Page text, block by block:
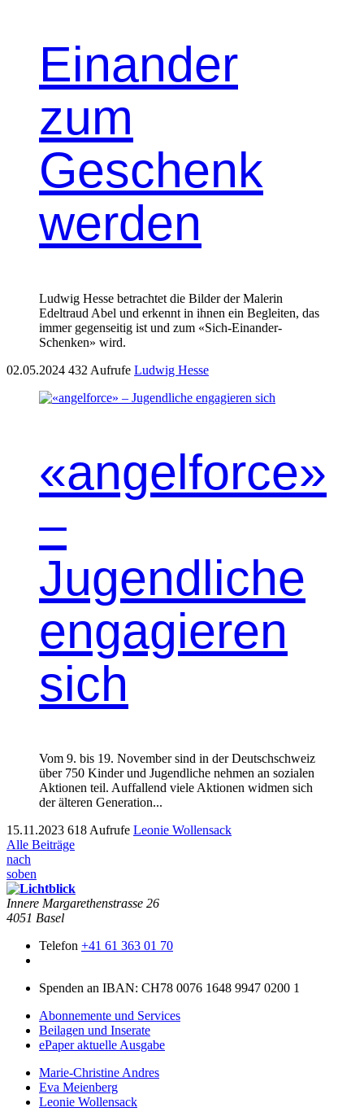
Einander
zum
Geschenk
werden
Ludwig Hesse betrachtet die Bilder der Malerin
Edeltraud Abel und erkennt in ihnen ein Begleiten, das
immer gegenseitig ist und zum «Sich-Einander-
Schenken» wird.
02.05.2024 432 Aufrufe Ludwig Hesse
«angelforce»
–
Jugendliche
engagieren
sich
Vom 9. bis 19. November sind in der Deutschschweiz
über 750 Kinder und Jugendliche nehmen an sozialen
Aktionen teil. Auffallend viele Aktionen widmen sich
der älteren Generation...
15.11.2023 618 Aufrufe Leonie Wollensack
Alle Beiträge
nach
soben
Innere Mar­garethen­strasse 26
4051 Basel
Telefon +41 61 363 01 70
Spenden an IBAN: CH78 0076 1648 9947 0200 1
Abonnemente und Services
Beilagen und Inserate
ePaper aktuelle Ausgabe
Marie-Christine Andres
Eva Meienberg
Leonie Wollensack